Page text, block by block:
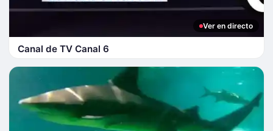
Ver en directo
Canal de TV Canal 6